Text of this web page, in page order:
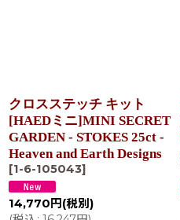
クロスステッチ キット
[HAEDミニ]MINI SECRET
GARDEN - STOKES 25ct -
Heaven and Earth Designs
[1-6-105043]
14,770 円 (税別)